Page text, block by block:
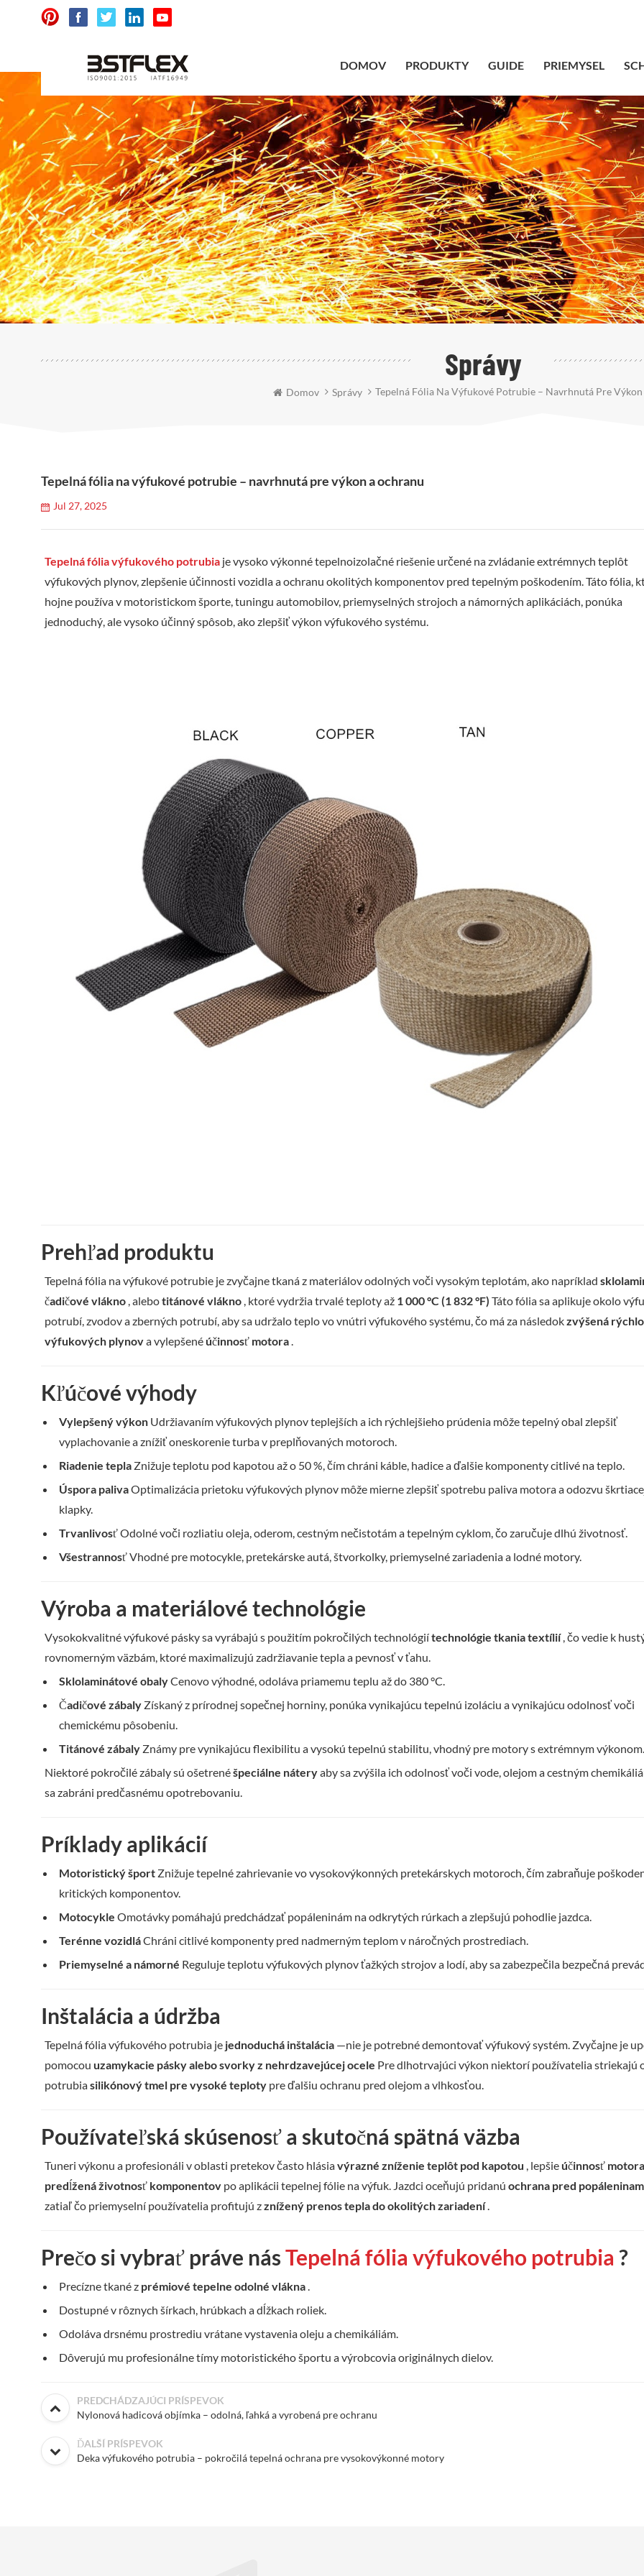
DOMOV PRODUKTY GUIDE PRIEMYSEL
Správy
Domov Správy Tepelná Fólia Na Výfukové Potrubie – Navrhnutá Pre
Tepelná fólia na výfukové potrubie – navrhnutá pre výkon a ochranu
Jul 27, 2025
Tepelná fólia výfukového potrubia je vysoko výkonné tepelnoizolačné riešenie určené na zvládanie extrémnych teplôt
výfukových plynov, zlepšenie účinnosti vozidla a ochranu okolitých komponentov pred tepelným poškodením. Táto fólia,
hojne používa v motoristickom športe, tuningu automobilov, priemyselných strojoch a námorných aplikáciách, ponúka
jednoduchý, ale vysoko účinný spôsob, ako zlepšiť výkon výfukového systému.
Prehľad produktu
Tepelná fólia na výfukové potrubie je zvyčajne tkaná z materiálov odolných voči vysokým teplotám, ako napríklad
čadičové vlákno , alebotitánové vlákno , ktoré vydržia trvalé teploty až 1 000 °C (1 832 °F) Táto fólia sa aplikuje okolo
potrubí, zvodov a zberných potrubí, aby sa udržalo teplo vo vnútri výfukového systému, čo má za následokzvýšená
výfukových plynova vylepšené účinnosť motora.
Kľúčové výhody
Vylepšený výkon Udržiavaním výfukových plynov teplejších a ich rýchlejšieho prúdenia môže tepelný obal zlepšiť
vyplachovanie a znížiť oneskorenie turba v preplňovaných motoroch.
Riadenie tepla Znižuje teplotu pod kapotou až o 50 %, čím chráni káble, hadice a ďalšie komponenty citlivé na teplo.
Úspora palivaOptimalizácia prietoku výfukových plynov môže mierne zlepšiť spotrebu paliva motora a odozvu
klapky.
TrvanlivosťOdolné voči rozliatiu oleja, oderom, cestným nečistotám a tepelným cyklom, čo zaručuje dlhú životnosť.
VšestrannosťVhodné pre motocykle, pretekárske autá, štvorkolky, priemyselné zariadenia a lodné motory.
Výroba a materiálové technológie
Vysokokvalitné výfukové pásky sa vyrábajú s použitím pokročilých technológiítechnológie tkania textílií, čo vedie k
rovnomerným väzbám, ktoré maximalizujú zadržiavanie tepla a pevnosť v ťahu.
Sklolaminátové obalyCenovo výhodné, odoláva priamemu teplu až do 380 °C.
Čadičové zábaly Získaný z prírodnej sopečnej horniny, ponúka vynikajúcu tepelnú izoláciu a vynikajúcu odolnosť voči
chemickému pôsobeniu.
Titánové zábaly Známy pre vynikajúcu flexibilitu a vysokú tepelnú stabilitu, vhodný pre motory s extrémnym výkonom.
Niektoré pokročilé zábaly sú ošetrenéšpeciálne náteryaby sa zvýšila ich odolnosť voči vode, olejom a cestným
sa zabráni predčasnému opotrebovaniu.
Príklady aplikácií
Motoristický šport Znižuje tepelné zahrievanie vo vysokovýkonných pretekárskych motoroch, čím zabraňuje
kritických komponentov.
Motocykle Omotávky pomáhajú predchádzať popáleninám na odkrytých rúrkach a zlepšujú pohodlie jazdca.
Terénne vozidláChráni citlivé komponenty pred nadmerným teplom v náročných prostrediach.
Priemyselné a námorné Reguluje teplotu výfukových plynov ťažkých strojov a lodí, aby sa zabezpečila bezpečná
Inštalácia a údržba
Tepelná fólia výfukového potrubia je jednoduchá inštalácia —nie je potrebné demontovať výfukový systém. Zvyčajne je
pomocou uzamykacie pásky alebo svorky z nehrdzavejúcej ocele Pre dlhotrvajúci výkon niektorí používatelia striekajú
potrubiasilikónový tmel pre vysoké teploty pre ďalšiu ochranu pred olejom a vlhkosťou.
Používateľská skúsenosť a skutočná spätná väzba
Tuneri výkonu a profesionáli v oblasti pretekov často hlásiavýrazné zníženie teplôt pod kapotou , lepšie účinnosť motora
predĺžená životnosť komponentov po aplikácii tepelnej fólie na výfuk. Jazdci oceňujú pridanú ochrana pred
zatiaľ čo priemyselní používatelia profitujú zznížený prenos tepla do okolitých zariadení.
Prečo si vybrať práve násTepelná fólia výfukového potrubia ?
Precízne tkané z prémiové tepelne odolné vlákna.
Dostupné v rôznych šírkach, hrúbkach a dĺžkach roliek.
Odoláva drsnému prostrediu vrátane vystavenia oleju a chemikáliám.
Dôverujú mu profesionálne tímy motoristického športu a výrobcovia originálnych dielov.
PREDCHÁDZAJÚCI PRÍSPEVOK
Nylonová hadicová objímka – odolná, ľahká a vyrobená pre ochranu
ĎALŠÍ PRÍSPEVOK
Deka výfukového potrubia – pokročilá tepelná ochrana pre vysokovýkonné motory